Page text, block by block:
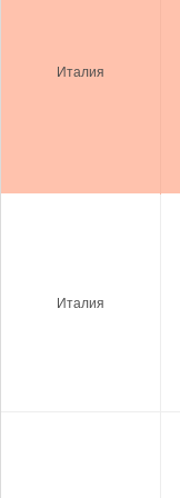
Италия
Италия